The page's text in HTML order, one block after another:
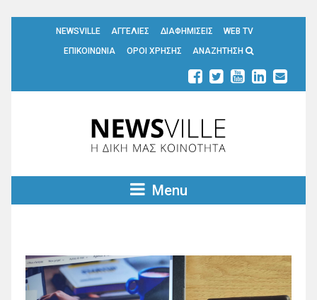
NEWSVILLE ΑΓΓΕΛΙΕΣ ΔΙΑΦΗΜΙΣΕΙΣ
WEB TV
ΕΠΙΚΟΙΝΩΝΙΑ
ΟΡΟΙ ΧΡΗΣΗΣ ΑΝΑΖΗΤΗΣΗ
Menu